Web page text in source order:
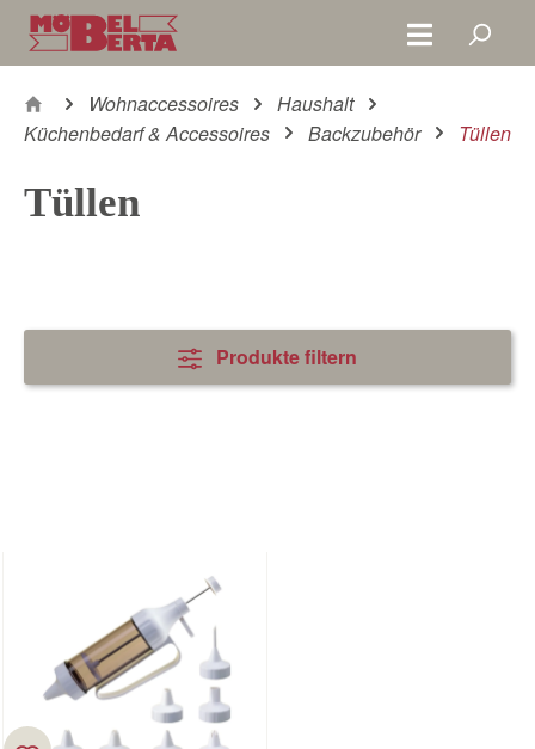
Zum Hauptinhalt springen
Wohnaccessoires
Haushalt
Küchenbedarf & Accessoires
Backzubehör Tüllen
Tüllen
Produkte filtern